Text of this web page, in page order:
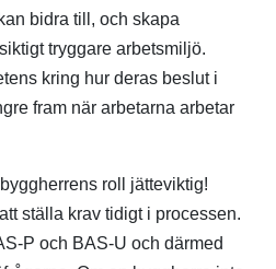
bidra till, och skapa
tryggare arbetsmiljö.
kring hur deras beslut i
fram när arbetarna arbetar
roll jätteviktig!
ställa krav tidigt i processen.
P och BAS-U och därmed